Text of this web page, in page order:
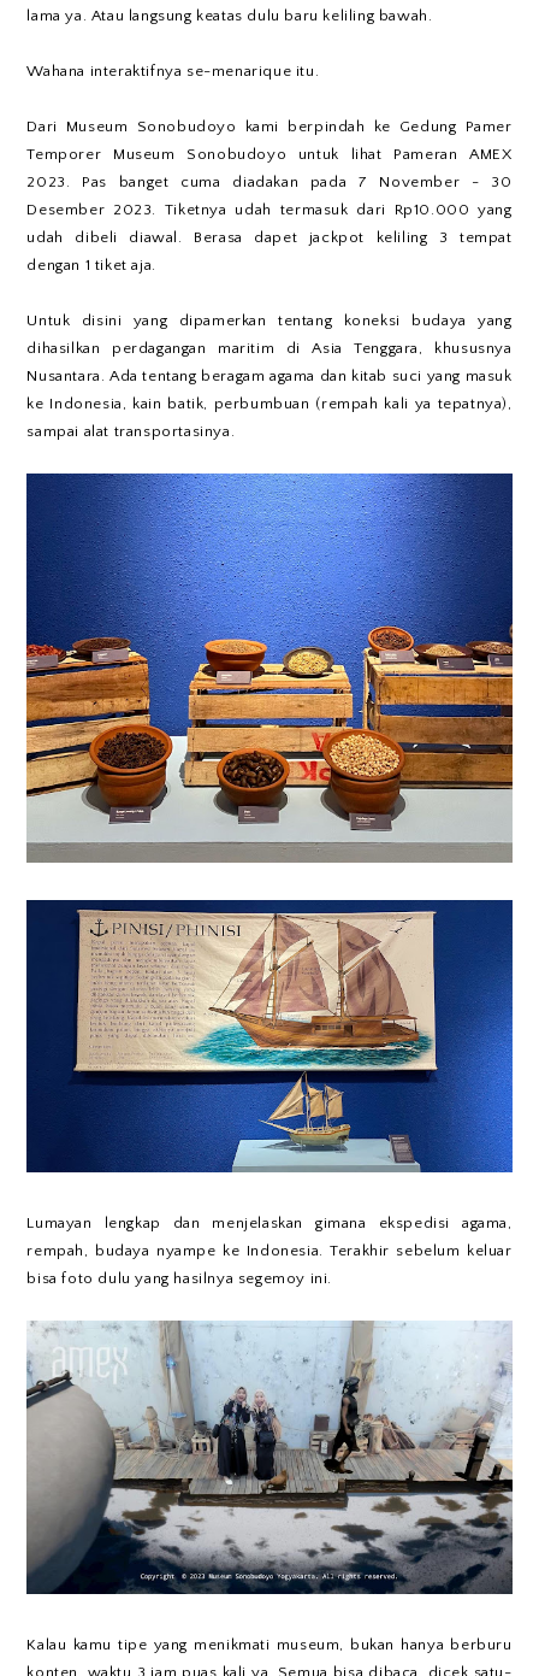
lama ya. Atau langsung keatas dulu baru keliling bawah.
Wahana interaktifnya se-menarique itu.
Dari Museum Sonobudoyo kami berpindah ke Gedung Pamer
Temporer Museum Sonobudoyo untuk lihat Pameran AMEX
2023. Pas banget cuma diadakan pada 7 November - 30
Desember 2023. Tiketnya udah termasuk dari Rp10.000 yang
udah dibeli diawal. Berasa dapet jackpot keliling 3 tempat
dengan 1 tiket aja.
Untuk disini yang dipamerkan tentang koneksi budaya yang
dihasilkan perdagangan maritim di Asia Tenggara, khususnya
Nusantara. Ada tentang beragam agama dan kitab suci yang masuk
ke Indonesia, kain batik, perbumbuan (rempah kali ya tepatnya),
sampai alat transportasinya.
Lumayan lengkap dan menjelaskan gimana ekspedisi agama,
rempah, budaya nyampe ke Indonesia. Terakhir sebelum keluar
bisa foto dulu yang hasilnya segemoy ini.
Kalau kamu tipe yang menikmati museum, bukan hanya berburu